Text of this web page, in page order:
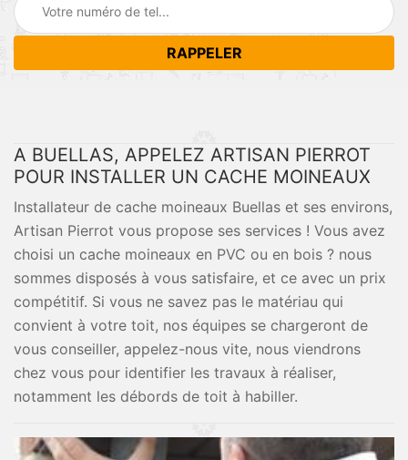
A BUELLAS, APPELEZ ARTISAN PIERROT
POUR INSTALLER UN CACHE MOINEAUX
Installateur de cache moineaux Buellas et ses environs,
Artisan Pierrot vous propose ses services ! Vous avez
choisi un cache moineaux en PVC ou en bois ? nous
sommes disposés à vous satisfaire, et ce avec un prix
compétitif. Si vous ne savez pas le matériau qui
convient à votre toit, nos équipes se chargeront de
vous conseiller, appelez-nous vite, nous viendrons
chez vous pour identifier les travaux à réaliser,
notamment les débords de toit à habiller.